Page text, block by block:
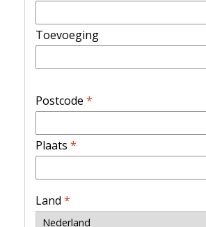
Toevoeging
Postcode *
Plaats *
Land *